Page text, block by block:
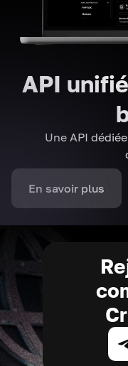
API
Une API
En savoir plus